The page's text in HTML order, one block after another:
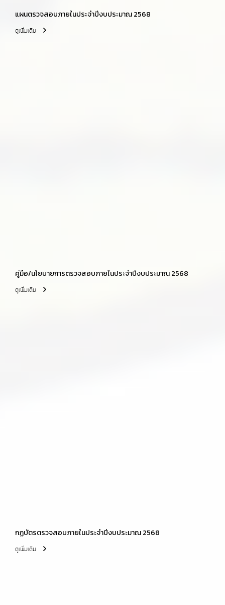
แผนตรวจสอบภายในประจำปีงบประมาณ 2568
ดูเพิ่มเติม
คู่มือ/นโยบายการตรวจสอบภายในประจำปีงบประมาณ 2568
ดูเพิ่มเติม
กฏบัตรตรวจสอบภายในประจำปีงบประมาณ 2568
ดูเพิ่มเติม